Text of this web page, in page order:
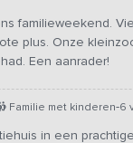
familieweekend.
plus. Onze
Een aanrader!
Familie met kinderen-6
in een